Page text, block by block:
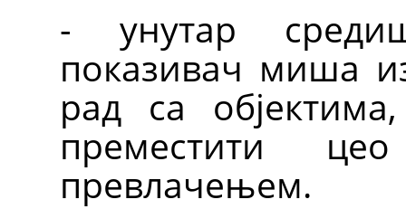
- унутар
показивач миша
рад са
преместити
превлачењем.